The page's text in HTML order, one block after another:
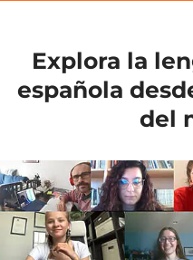
Explora la
española
del